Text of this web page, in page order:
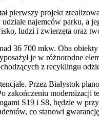
pierwszy projekt
najemców parku,
ludzi i zwierzęta oraz
36 700 mkw. Oba
je w różnorodne
z recyklingu
Przez Białystok
S19 i S8, będzie w
co stanowi